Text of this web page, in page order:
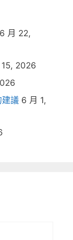
6 月 22,
2026
議 6 月 1,